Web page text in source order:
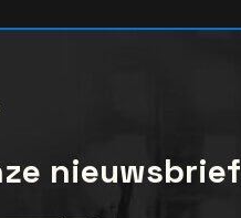
nieuwsbrief